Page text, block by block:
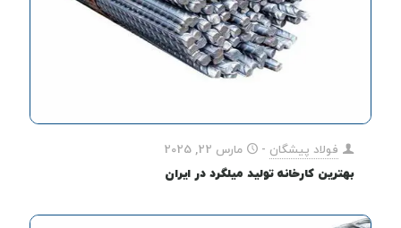
فولاد پیشگان -
مارس 22, 2025
بهترین کارخانه تولید میلگرد در ایران